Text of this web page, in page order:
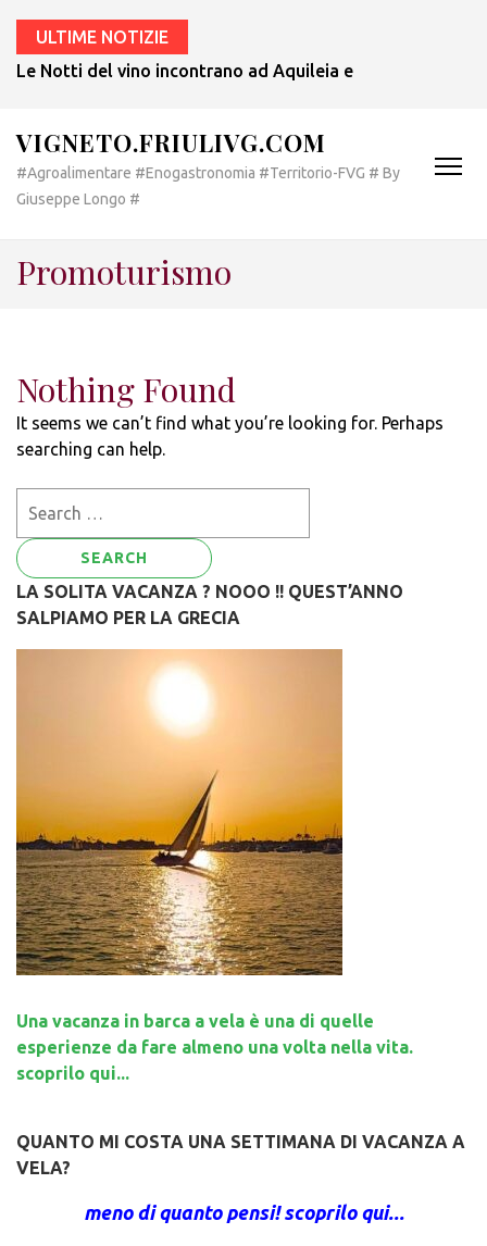
ULTIME NOTIZIE
Le Notti del vino incontrano ad Aquileia e a Bertiolo lo
VIGNETO.FRIULIVG.COM
#Agroalimentare #Enogastronomia #Territorio-FVG # By
Giuseppe Longo #
Promoturismo
Nothing Found
It seems we can’t find what you’re looking for. Perhaps
searching can help.
LA SOLITA VACANZA ? NOOO !! QUEST’ANNO
SALPIAMO PER LA GRECIA
Una vacanza in barca a vela è una di quelle
esperienze da fare almeno una volta nella vita.
scoprilo qui...
QUANTO MI COSTA UNA SETTIMANA DI VACANZA A
VELA?
meno di quanto pensi! scoprilo qui...